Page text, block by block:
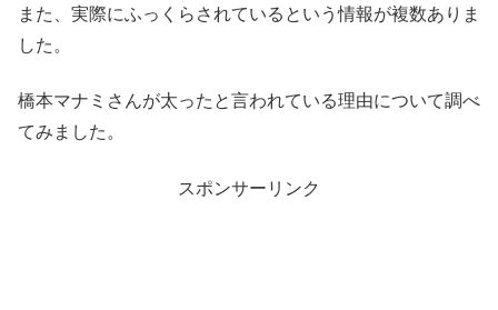
また、実際にふっくらされているという情報が複数ありま
した。
橋本マナミさんが太ったと言われている理由について調べ
てみました。
スポンサーリンク